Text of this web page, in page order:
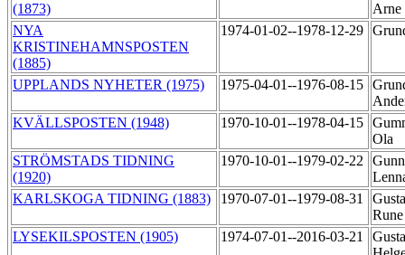
(1873)
Arne
NYA
KRISTINEHAMNSPOSTEN
(1885)
1974-01-02--1978-12-29
UPPLANDS NYHETER (1975) 1975-04-01--1976-08-15
KVÄLLSPOSTEN (1948)
1970-10-01--1978-04-15
Ola
STRÖMSTADS TIDNING
(1920)
1970-10-01--1979-02-22
KARLSKOGA TIDNING (1883)
1970-07-01--1979-08-31
LYSEKILSPOSTEN (1905)
1974-07-01--2016-03-21